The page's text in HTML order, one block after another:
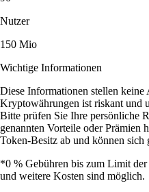
Nutzer
150 Mio
Wichtige Informationen
Diese Informationen stellen
Kryptowährungen ist riskant und
Bitte prüfen Sie Ihre persönliche
genannten Vorteile oder Prämien
Token-Besitz ab und können sich
*0 % Gebühren bis zum Limit
und weitere Kosten sind möglich.